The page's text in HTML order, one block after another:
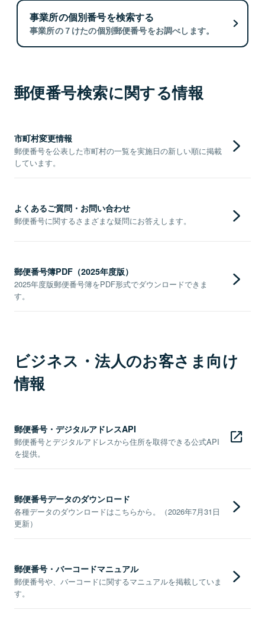
事業所の個別番号を検索する
事業所の７けたの個別郵便番号をお調べします。
郵便番号検索に関する情報
市町村変更情報
郵便番号を公表した市町村の一覧を実施日の新しい順に掲載
しています。
よくあるご質問・お問い合わせ
郵便番号に関するさまざまな疑問にお答えします。
郵便番号簿PDF（2025年度版）
2025年度版郵便番号簿をPDF形式でダウンロードできま
す。
ビジネス・法人のお客さま向け
情報
郵便番号・デジタルアドレスAPI
郵便番号とデジタルアドレスから住所を取得できる公式API
を提供。
郵便番号データのダウンロード
各種データのダウンロードはこちらから。（2026年7月31日
更新）
郵便番号・バーコードマニュアル
郵便番号や、バーコードに関するマニュアルを掲載していま
す。